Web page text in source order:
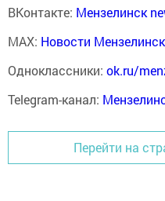
ВКонтакте: Мензелинск
MAX: Новости
Одноклассники: ok.ru/
Telegram-канал:
Перейти на